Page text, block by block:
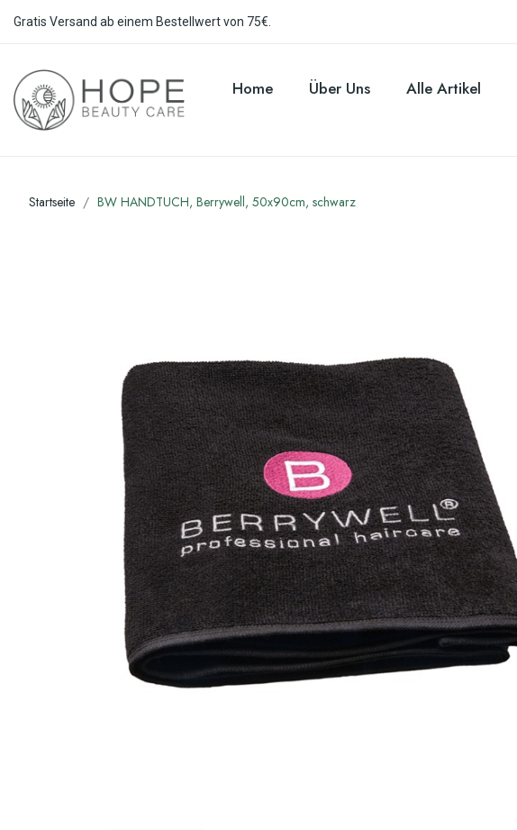
Gratis Versand ab einem Bestellwert von 75€.
Home Über Uns Alle Artikel
Startseite BW HANDTUCH, Berrywell, 50x90cm, schwarz